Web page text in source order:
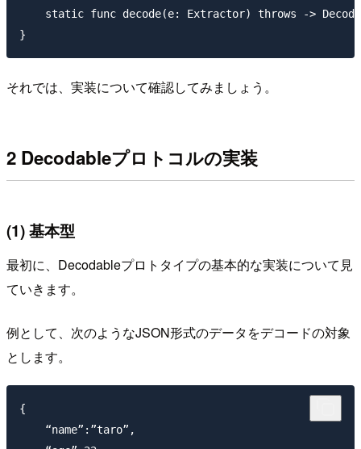
static func decode(e: Extractor) throws ->
それでは、実装について確認してみましょう。
2 Decodableプロトコルの実装
(1) 基本型
最初に、Decodableプロトタイプの基本的な実装について見
ていきます。
例として、次のようなJSON形式のデータをデコードの対象
とします。
{
    “name”:”taro”,